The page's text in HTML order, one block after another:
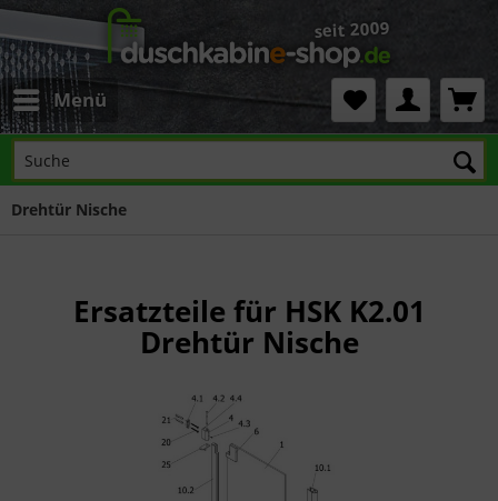
Menü
Drehtür Nische
Ersatzteile für HSK K2.01
Drehtür Nische